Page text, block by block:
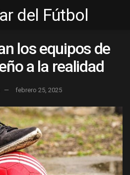
los equipos de
a la realidad
febrero 25, 2025